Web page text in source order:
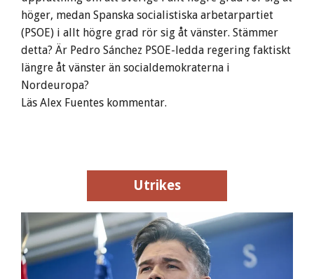
höger, medan Spanska socialistiska arbetarpartiet
(PSOE) i allt högre grad rör sig åt vänster. Stämmer
detta? Är Pedro Sánchez PSOE-ledda regering faktiskt
längre åt vänster än socialdemokraterna i
Nordeuropa?
Läs Alex Fuentes kommentar.
Utrikes
Utrikes